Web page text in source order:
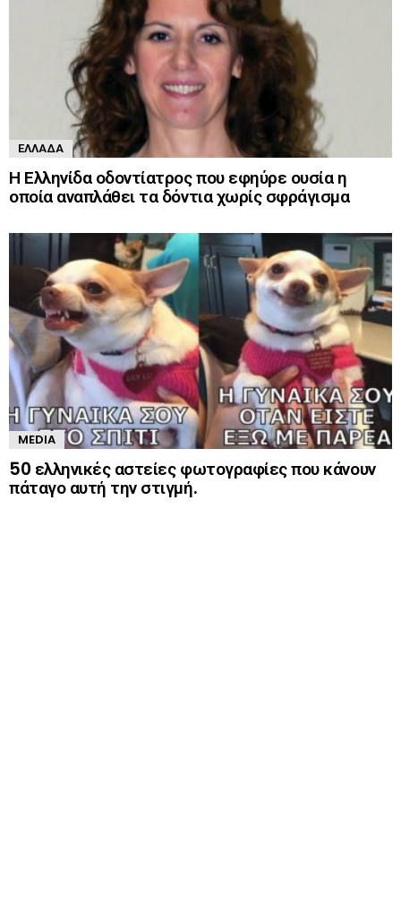
ΕΛΛΆΔΑ
Η Ελληνίδα οδοντίατρος που εφηύρε ουσία η
οποία αναπλάθει τα δόντια χωρίς σφράγισμα
MEDIA
50 ελληνικές αστείες φωτογραφίες που κάνουν
πάταγο αυτή την στιγμή.